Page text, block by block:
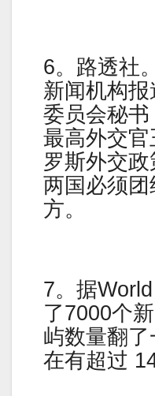
6。路透社
新闻机构
委员会秘书
最高外交
罗斯外交政
两国必须
方。
7。据
了7000个
屿数量翻
在有超过